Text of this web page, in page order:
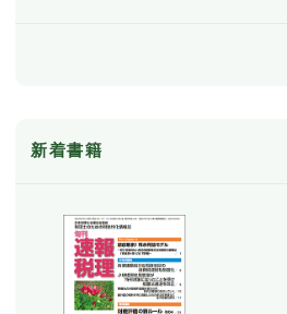
新着書籍